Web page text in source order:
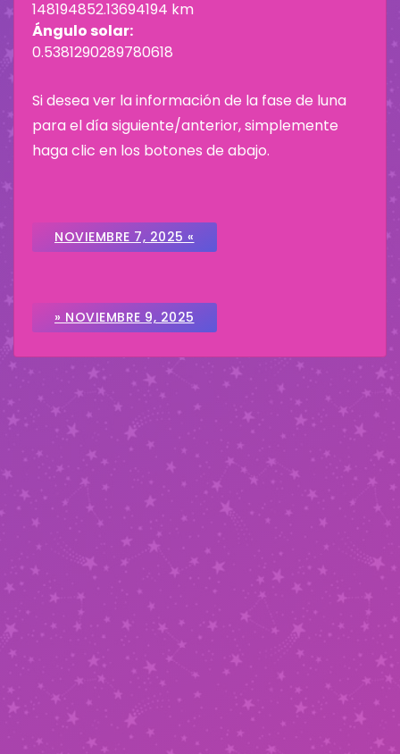
148194852.13694194 km
Ángulo solar:
0.5381290289780618
Si desea ver la información de la fase de luna
para el día siguiente/anterior, simplemente
haga clic en los botones de abajo.
NOVIEMBRE 7, 2025 «
» NOVIEMBRE 9, 2025